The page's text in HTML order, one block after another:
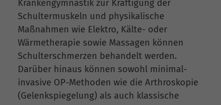
Krankengymnastik zur Kräftigung der
Schultermuskeln und physikalische
Maßnahmen wie Elektro, Kälte- oder
Wärmetherapie sowie Massagen können
Schulterschmerzen behandelt werden.
Darüber hinaus können sowohl minimal-
invasive OP-Methoden wie die Arthroskopie
(Gelenkspiegelung) als auch klassische